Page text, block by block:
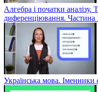
Алгебра і початки
диференціювання. Частина
Українська мова. Іменники